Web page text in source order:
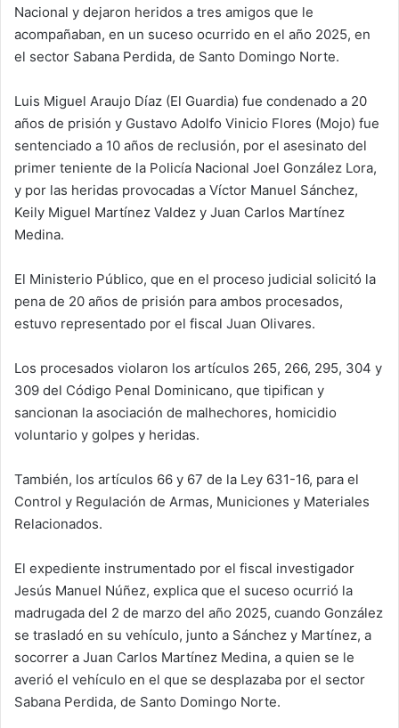
Nacional y dejaron heridos a tres amigos que le
acompañaban, en un suceso ocurrido en el año 2025, en
el sector Sabana Perdida, de Santo Domingo Norte.
Luis Miguel Araujo Díaz (El Guardia) fue condenado a 20
años de prisión y Gustavo Adolfo Vinicio Flores (Mojo) fue
sentenciado a 10 años de reclusión, por el asesinato del
primer teniente de la Policía Nacional Joel González Lora,
y por las heridas provocadas a Víctor Manuel Sánchez,
Keily Miguel Martínez Valdez y Juan Carlos Martínez
Medina.
El Ministerio Público, que en el proceso judicial solicitó la
pena de 20 años de prisión para ambos procesados,
estuvo representado por el fiscal Juan Olivares.
Los procesados violaron los artículos 265, 266, 295, 304 y
309 del Código Penal Dominicano, que tipifican y
sancionan la asociación de malhechores, homicidio
voluntario y golpes y heridas.
También, los artículos 66 y 67 de la Ley 631-16, para el
Control y Regulación de Armas, Municiones y Materiales
Relacionados.
El expediente instrumentado por el fiscal investigador
Jesús Manuel Núñez, explica que el suceso ocurrió la
madrugada del 2 de marzo del año 2025, cuando González
se trasladó en su vehículo, junto a Sánchez y Martínez, a
socorrer a Juan Carlos Martínez Medina, a quien se le
averió el vehículo en el que se desplazaba por el sector
Sabana Perdida, de Santo Domingo Norte.